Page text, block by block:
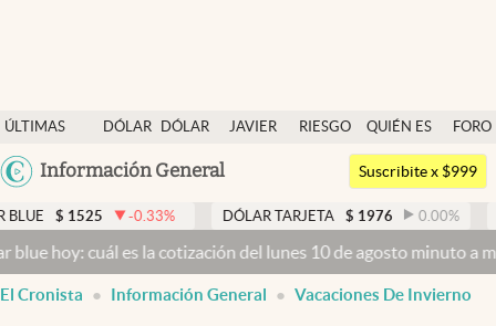
ÚLTIMAS
NOTICIAS
DÓLAR
DÓLAR
JAVIER
RIESGO
QUIÉN ES
QUIÉN
FORO
Argentina
México
Colombia
Información General
Dólar
Members
Economía y Política
Finanzas y Mercados
Mercados Online
Suscribite x $999
-0.33% DÓLAR TARJETA $ 1976 0.00 % DÓLAR MEP
es la cotización del lunes 10 de agosto minuto a minutoDólar
El Cronista Información General Vacaciones De Invierno